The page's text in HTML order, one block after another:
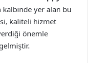
kalbinde yer alan bu
kaliteli hizmet
önemle